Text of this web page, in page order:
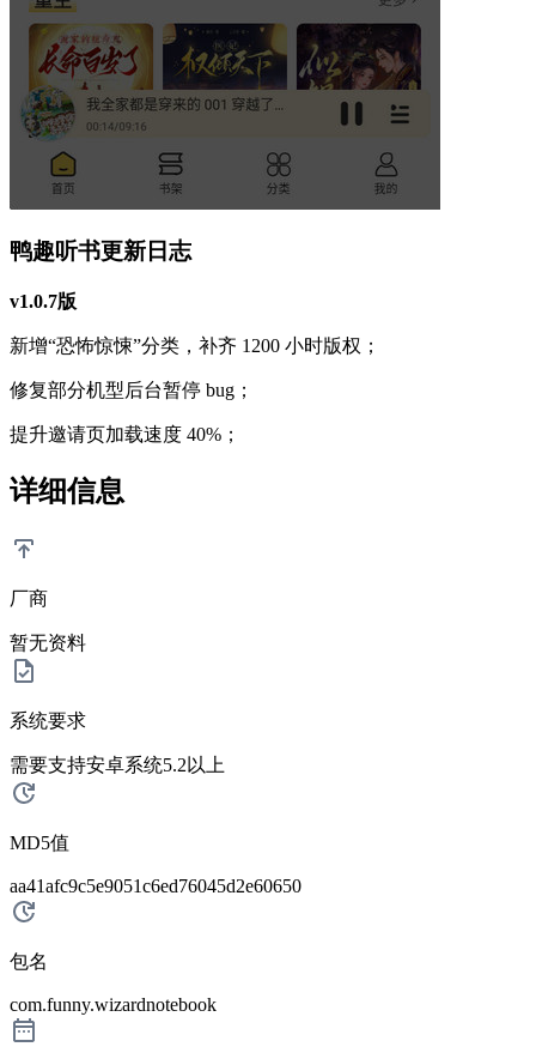
鸭趣听书更新日志
v1.0.7版
新增“恐怖惊悚”分类，补齐 1200 小时版权；
修复部分机型后台暂停 bug；
提升邀请页加载速度 40%；
详细信息
厂商
暂无资料
系统要求
需要支持安卓系统5.2以上
MD5值
aa41afc9c5e9051c6ed76045d2e60650
包名
com.funny.wizardnotebook